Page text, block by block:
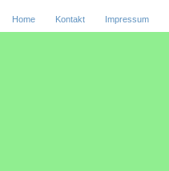
Home Kontakt Impressum